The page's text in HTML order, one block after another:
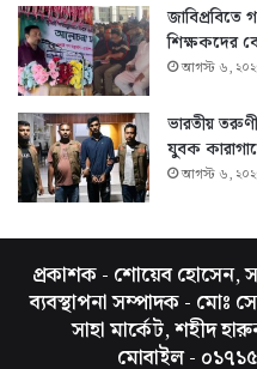
জাবিপ্রবিতে
শিক্ষকদের
আগস্ট ৬,
ভারতীয়
যুবক
আগস্ট ৬,
প্রকাশক - শোয়েব হোসেন,
ব্যবস্থাপনা সম্পাদক - মোঃ
সাহা মার্কেট, শহীদ
মোবাইল -